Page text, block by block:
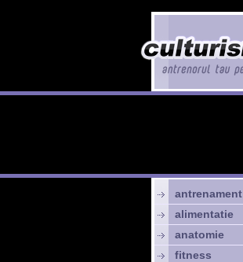
antrenament
alimentatie
anatomie
fitness